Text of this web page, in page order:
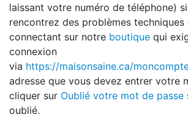
laissant votre numéro de téléphone)
rencontrez des problèmes techniques
connectant sur notre boutique qui
connexion
via https://maisonsaine.ca/
adresse que vous devez entrer votre
cliquer sur Oublié votre mot de passe
oublié.